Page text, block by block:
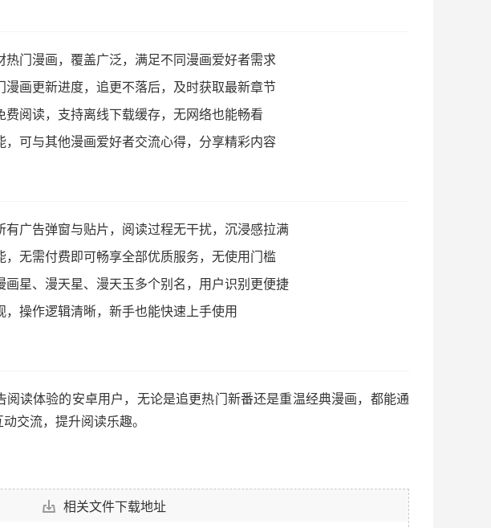
热门漫画，覆盖广泛，满足不同漫画爱好者需求
画更新进度，追更不落后，及时获取最新章节
费阅读，支持离线下载缓存，无网络也能畅看
，可与其他漫画爱好者交流心得，分享精彩内容
广告弹窗与贴片，阅读过程无干扰，沉浸感拉满
无需付费即可畅享全部优质服务，无使用门槛
画星、漫天星、漫天玉多个别名，用户识别更便捷
操作逻辑清晰，新手也能快速上手使用
读体验的安卓用户，无论是追更热门新番还是重温经典漫画，都能通
交流，提升阅读乐趣。
相关文件下载地址